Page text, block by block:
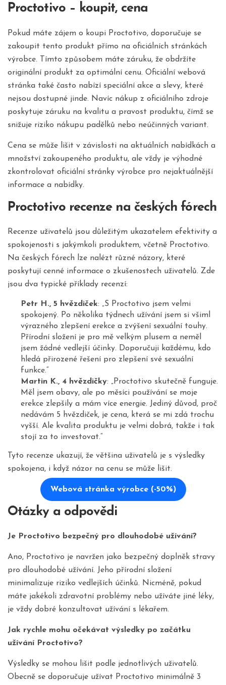
Proctotivo – koupit, cena
Pokud máte zájem o koupi Proctotivo, doporučuje se
zakoupit tento produkt přímo na oficiálních stránkách
výrobce. Tímto způsobem máte záruku, že obdržíte
originální produkt za optimální cenu. Oficiální webová
stránka také často nabízí speciální akce a slevy, které
nejsou dostupné jinde. Navíc nákup z oficiálního zdroje
poskytuje záruku na kvalitu a pravost produktu, čímž se
snižuje riziko nákupu padělků nebo neúčinných variant.
Cena se může lišit v závislosti na aktuálních nabídkách a
množství zakoupeného produktu, ale vždy je výhodné
zkontrolovat oficiální stránky výrobce pro nejaktuálnější
informace a nabídky.
Proctotivo recenze na českých fórech
Recenze uživatelů jsou důležitým ukazatelem efektivity a
spokojenosti s jakýmkoli produktem, včetně Proctotivo.
Na českých fórech lze nalézt různé názory, které
poskytují cenné informace o zkušenostech uživatelů. Zde
jsou dva typické příklady recenzí:
Petr H., 5 hvězdiček: „S Proctotivo jsem velmi
spokojený. Po několika týdnech užívání jsem si všiml
výrazného zlepšení erekce a zvýšení sexuální touhy.
Přírodní složení je pro mě velkým plusem a neměl
jsem žádné vedlejší účinky. Doporučuji každému, kdo
hledá přirozené řešení pro zlepšení své sexuální
funkce.“
Martin K., 4 hvězdičky: „Proctotivo skutečně funguje.
Měl jsem obavy, ale po měsíci používání se moje
erekce zlepšily a mám více energie. Jediný důvod, proč
nedávám 5 hvězdiček, je cena, která se mi zdá trochu
vyšší. Ale kvalita produktu je velmi dobrá, takže i tak
stojí za to investovat.“
Tyto recenze ukazují, že většina uživatelů je s výsledky
spokojena, i když názor na cenu se může lišit.
Webová stránka výrobce (-50%)
Otázky a odpovědi
Je Proctotivo bezpečný pro dlouhodobé užívání?
Ano, Proctotivo je navržen jako bezpečný doplněk stravy
pro dlouhodobé užívání. Jeho přírodní složení
minimalizuje riziko vedlejších účinků. Nicméně, pokud
máte jakékoli zdravotní problémy nebo užíváte jiné léky,
je vždy dobré konzultovat užívání s lékařem.
Jak rychle mohu očekávat výsledky po začátku
užívání Proctotivo?
Výsledky se mohou lišit podle jednotlivých uživatelů.
Obecně se doporučuje užívat Proctotivo minimálně 3